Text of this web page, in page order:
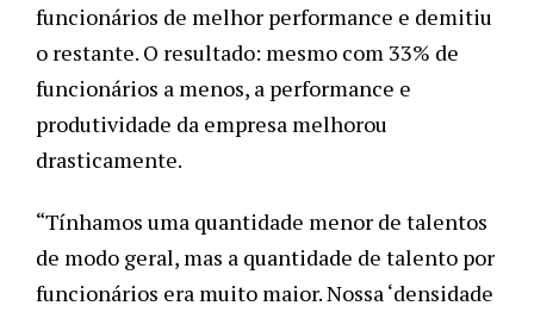
funcionários de melhor performance e demitiu
o restante. O resultado: mesmo com 33% de
funcionários a menos, a performance e
produtividade da empresa melhorou
drasticamente.
“Tínhamos uma quantidade menor de talentos
de modo geral, mas a quantidade de talento por
funcionários era muito maior. Nossa ‘densidade